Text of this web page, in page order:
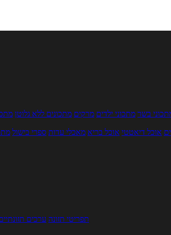
בשר מתכוני ילדים מרקים מתכונים ללא גלוטן
אוכל דיאטטי אוכל בריא מאכלי עדות ספרי בישול
תפריטי תזונה ערכים